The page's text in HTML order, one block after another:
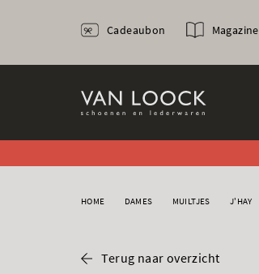
Cadeaubon Magazine
HOME DAMES MUILTJES J'HAY
Terug naar overzicht